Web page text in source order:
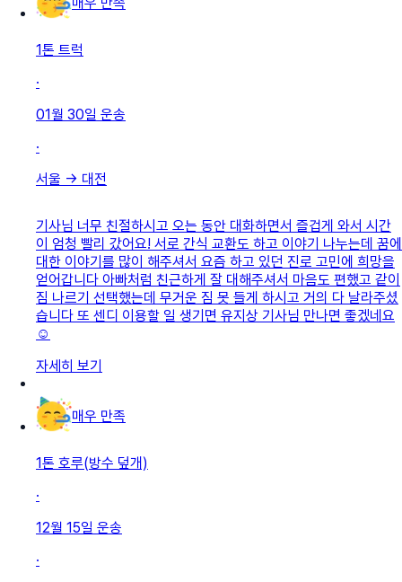
1톤 트럭
·
01월 30일 운송
·
서울 → 대전
기사님 너무 친절하시고 오는 동안 대화하면서 즐겁게 와서 시간
이 엄청 빨리 갔어요! 서로 간식 교환도 하고 이야기 나누는데 꿈에
대한 이야기를 많이 해주셔서 요즘 하고 있던 진로 고민에 희망을
얻어갑니다 아빠처럼 친근하게 잘 대해주셔서 마음도 편했고 같이
짐 나르기 선택했는데 무거운 짐 못 들게 하시고 거의 다 날라주셨
습니다 또 센디 이용할 일 생기면 유지상 기사님 만나면 좋겠네요
☺️
자세히 보기
매우 만족
1톤 호루(방수 덮개)
·
12월 15일 운송
·